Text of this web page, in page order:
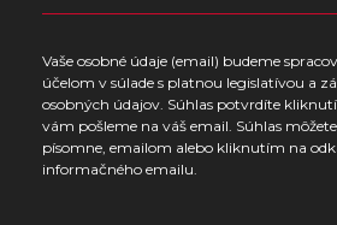
Vaše osobné údaje (email) budeme
účelom v súlade s platnou legislatívou a
osobných údajov. Súhlas potvrdíte
vám pošleme na váš email. Súhlas
písomne, emailom alebo kliknutím na
informačného emailu.